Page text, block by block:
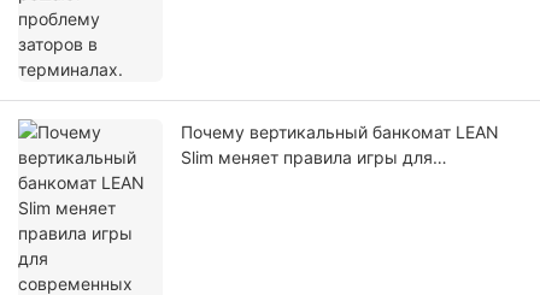
Почему вертикальный банкомат LEAN
Slim меняет правила игры для